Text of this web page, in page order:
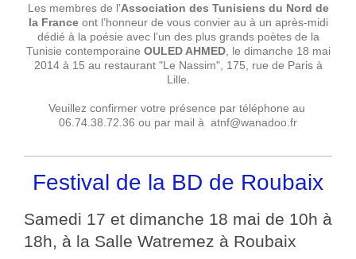
Les membres de l’Association des Tunisiens du Nord de
la Franceont l’honneur de vous convier au à un après-midi
dédié à la poésie avec l’un des plus grands poètes de la
Tunisie contemporaine OULED AHMED, le dimanche 18 mai
2014 à 15 au restaurant "Le Nassim", 175, rue de Paris à
Lille.
Veuillez confirmer votre présence par téléphone au
06.74.38.72.36 ou par mail à atnf@wanadoo.fr
Festival de la BD de Roubaix
Samedi 17 et dimanche 18 mai de 10h à
18h, à la Salle Watremez à Roubaix